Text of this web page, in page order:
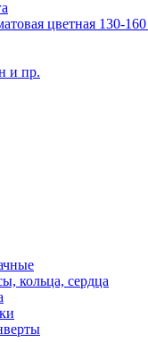
цветная 130-
и пр.
кольца, сердца